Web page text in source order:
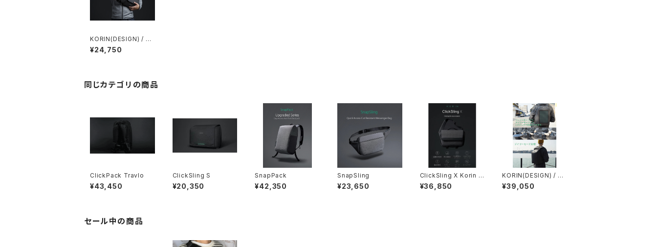
KORIN(DESIGN) / コ
リン Click SLING
¥24,750
同じカテゴリの商品
ClickPack Travlo
¥43,450
ClickSling S
¥20,350
SnapPack
¥42,350
SnapSling
¥23,650
ClickSling X Korin D
esign
¥36,850
KORIN(DESIGN) / コ
リン HiPack Solar (ソ
ーラーパネル搭載)
¥39,050
セール中の商品